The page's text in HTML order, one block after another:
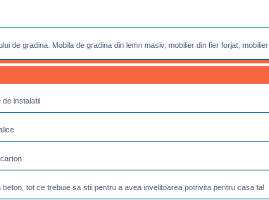
de gradina. Mobila de gradina din lemn masiv, mobilier din fier forjat, mobilier
instalatii
tot ce trebuie sa stii pentru a avea invelitoarea potrivita pentru casa ta!